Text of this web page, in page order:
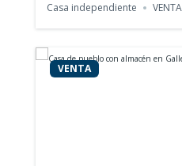
Casa independiente
VENTA
VENTA